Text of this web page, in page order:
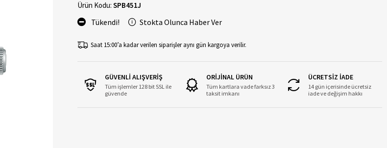
Ürün Kodu: SPB451J
Tükendi! Stokta Olunca Haber Ver
Saat 15:00’a kadar verilen siparişler aynı gün kargoya verilir.
GÜVENLİ ALIŞVERİŞ
Tüm işlemler 128 bit SSL ile
güvende
ORİJİNAL ÜRÜN
Tüm kartlara vade farksız 3
taksit imkanı
ÜCRETSİZ İADE
14 gün içerisinde ücretsiz
iade ve değişim hakkı